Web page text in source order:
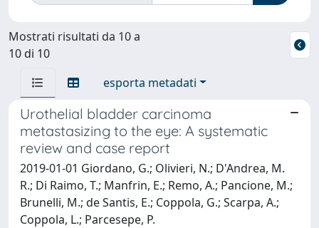
Mostrati risultati da 10 a
10 di 10
esporta metadati
Urothelial bladder carcinoma
metastasizing to the eye: A systematic
review and case report
2019-01-01 Giordano, G.; Olivieri, N.; D'Andrea, M.
R.; Di Raimo, T.; Manfrin, E.; Remo, A.; Pancione, M.;
Brunelli, M.; de Santis, E.; Coppola, G.; Scarpa, A.;
Coppola, L.; Parcesepe, P.